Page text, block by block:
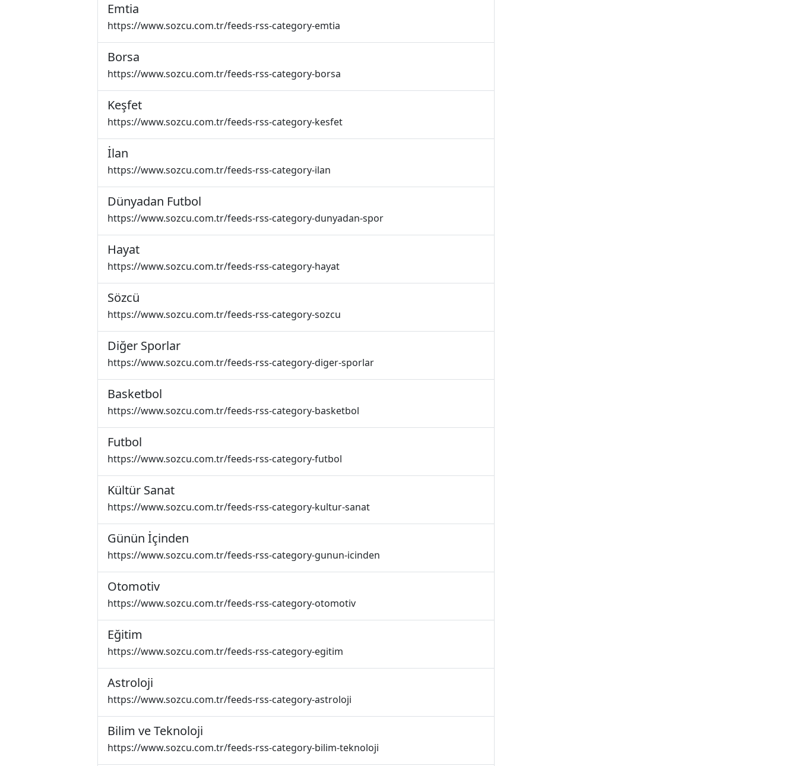
Emtia
https://www.sozcu.com.tr/feeds-rss-category-emtia
Borsa
https://www.sozcu.com.tr/feeds-rss-category-borsa
Keşfet
https://www.sozcu.com.tr/feeds-rss-category-kesfet
İlan
https://www.sozcu.com.tr/feeds-rss-category-ilan
Dünyadan Futbol
https://www.sozcu.com.tr/feeds-rss-category-dunyadan-spor
Hayat
https://www.sozcu.com.tr/feeds-rss-category-hayat
Sözcü
https://www.sozcu.com.tr/feeds-rss-category-sozcu
Diğer Sporlar
https://www.sozcu.com.tr/feeds-rss-category-diger-sporlar
Basketbol
https://www.sozcu.com.tr/feeds-rss-category-basketbol
Futbol
https://www.sozcu.com.tr/feeds-rss-category-futbol
Kültür Sanat
https://www.sozcu.com.tr/feeds-rss-category-kultur-sanat
Günün İçinden
https://www.sozcu.com.tr/feeds-rss-category-gunun-icinden
Otomotiv
https://www.sozcu.com.tr/feeds-rss-category-otomotiv
Eğitim
https://www.sozcu.com.tr/feeds-rss-category-egitim
Astroloji
https://www.sozcu.com.tr/feeds-rss-category-astroloji
Bilim ve Teknoloji
https://www.sozcu.com.tr/feeds-rss-category-bilim-teknoloji